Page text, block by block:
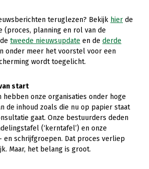
en onderwijs
teruglezen? Bekijk hier de
(proces, planning en rol van de
tweede nieuwsupdate en de derde
onder meer het voorstel voor een
wordt toegelicht.
start
hebben onze organisaties onder hoge
de inhoud zoals die nu op papier staat
gaat. Onze bestuurders deden
(‘kerntafel’) en onze
en schrijfgroepen. Dat proces verliep
Maar, het belang is groot.